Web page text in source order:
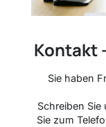
Kontakt
Sie haben
Schreiben
Sie zum